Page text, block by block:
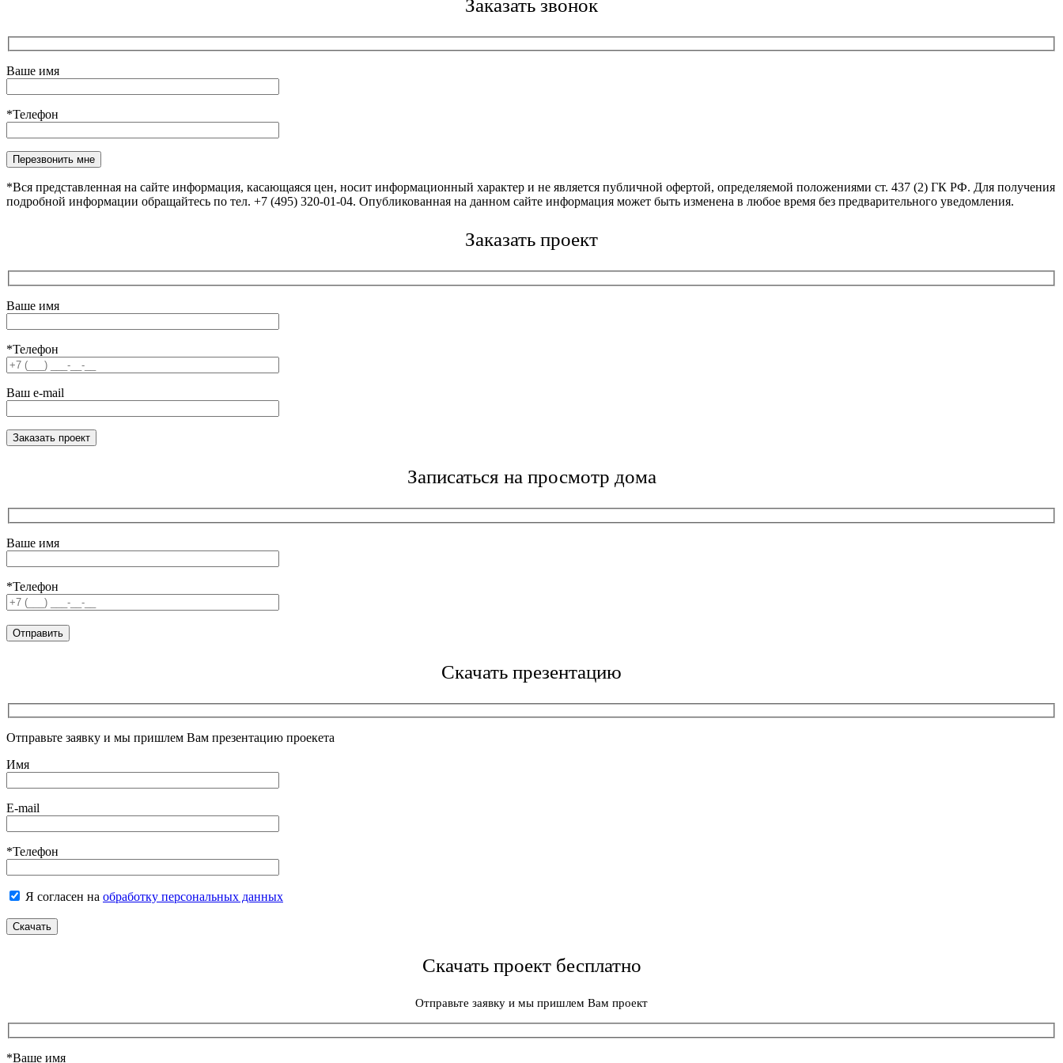
Заказать звонок
Ваше имя
*Телефон
Оставьте это поле пустым.
*Вся представленная на сайте информация, касающаяся цен, носит информационный характер и не является публичной офертой, определяемой положениями ст. 437 (2) ГК РФ. Для получения
подробной информации обращайтесь по тел. +7 (495) 320-01-04. Опубликованная на данном сайте информация может быть изменена в любое время без предварительного уведомления.
Заказать проект
Ваше имя
*Телефон
Ваш e-mail
Записаться на просмотр дома
Ваше имя
*Телефон
Скачать презентацию
Отправьте заявку и мы пришлем Вам презентацию проекета
Имя
E-mail
*Телефон
Я согласен на обработку персональных данных
Скачать проект бесплатно
Отправьте заявку и мы пришлем Вам проект
*Ваше имя